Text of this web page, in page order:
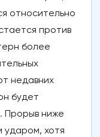
относительно
против
более
недавних
будет
Прорыв ниже
хотя